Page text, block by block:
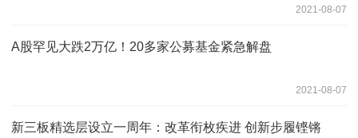
2021-08-07
A股罕见大跌2万亿！20多家公募基金紧急解盘
2021-08-07
新三板精选层设立一周年：改革衔枚疾进 创新步履铿锵